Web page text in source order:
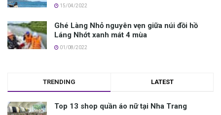
15/04/2022
Ghé Làng Nhỏ nguyên vẹn giữa núi đồi hồ
Láng Nhớt xanh mát 4 mùa
01/08/2022
TRENDING LATEST
Top 13 shop quần áo nữ tại Nha Trang